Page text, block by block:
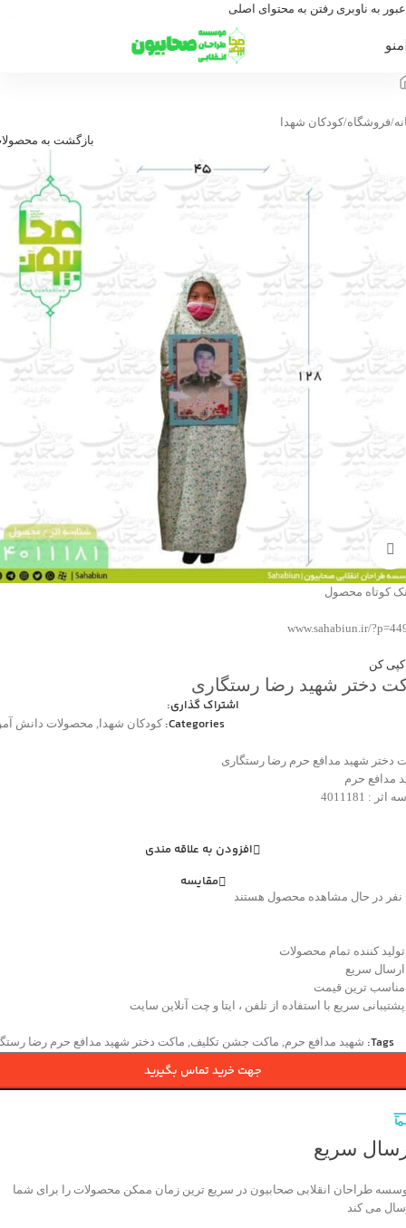
عبور به ناوبری رفتن به محتوای اصلی
منو
/فروشگاه/کودکان شهدا
بازگشت به
بزرگنمایی تصویر
کوتاه محصول
www.sahabiun.ir/
کپی کن
دختر شهید رضا رستگاری
اشتراک گذاری:
Categories: کودکان شهدا , محصولات دانش
دختر شهید مدافع حرم رضا رستگاری
مدافع حرم
: 4011181
افزودن به علاقه مندی
مقایسه
نفر در حال مشاهده محصول هستند
تولید کننده تمام محصولات
ارسال سریع
مناسب ترین قیمت
پشتیبانی سریع با استفاده از تلفن ، ایتا و چت آنلاین سایت
Tags: شهید مدافع حرم, ماکت جشن تکلیف, ماکت دختر شهید مدافع حرم رضا
جهت خرید تماس بگیرید
سریع
طراحان انقلابی صحابیون در سریع ترین زمان ممکن محصولات را برای شما
می کند